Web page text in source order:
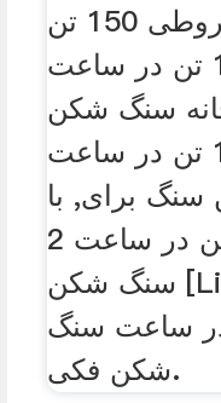
سنگ شکن مخروطی 150 تن
ساعت روند. 100 تن در ساعت
سنگ شکن
فکی. راه حل 150 تن در ساعت
برای, با
ظرفیت های تن در ساعت 2
سنگ شکن [Live Chat] هزینه
تن در ساعت سنگ
شکن فکی.